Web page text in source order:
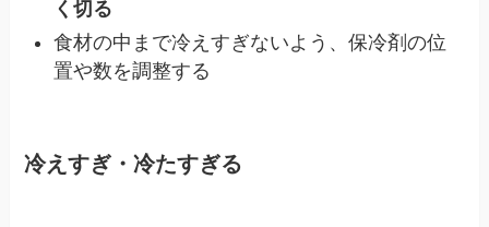
く切る
食材の中まで冷えすぎないよう、保冷剤の位
置や数を調整する
冷えすぎ・冷たすぎる